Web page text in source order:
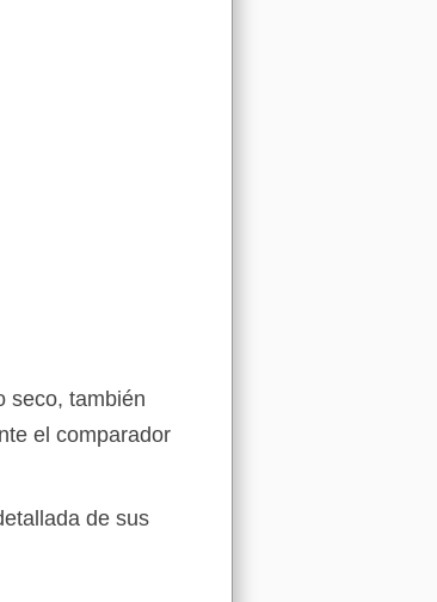
seco, también
el comparador
de sus